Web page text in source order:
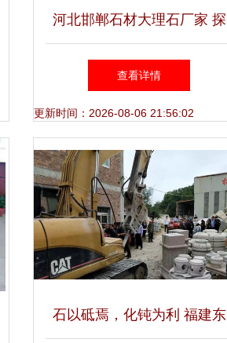
河北邯郸石材大理石厂家 探
索石材加工与精品石雕的艺术
之美
查看详情
更新时间：2026-08-06 21:56:02
石以砥焉，化钝为利 福建东